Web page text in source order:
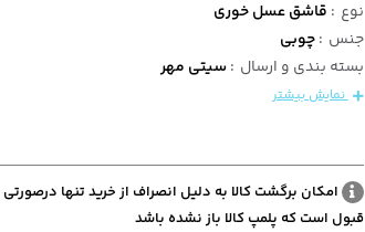
نوع : قاشق عسل خوری
جنس :چوبی
بسته بندی و ارسال :سیتی مهر
نمایش بیشتر
امکان برگشت کالا به دلیل انصراف از خرید تنها
قبول است که پلمپ کالا باز نشده باشد